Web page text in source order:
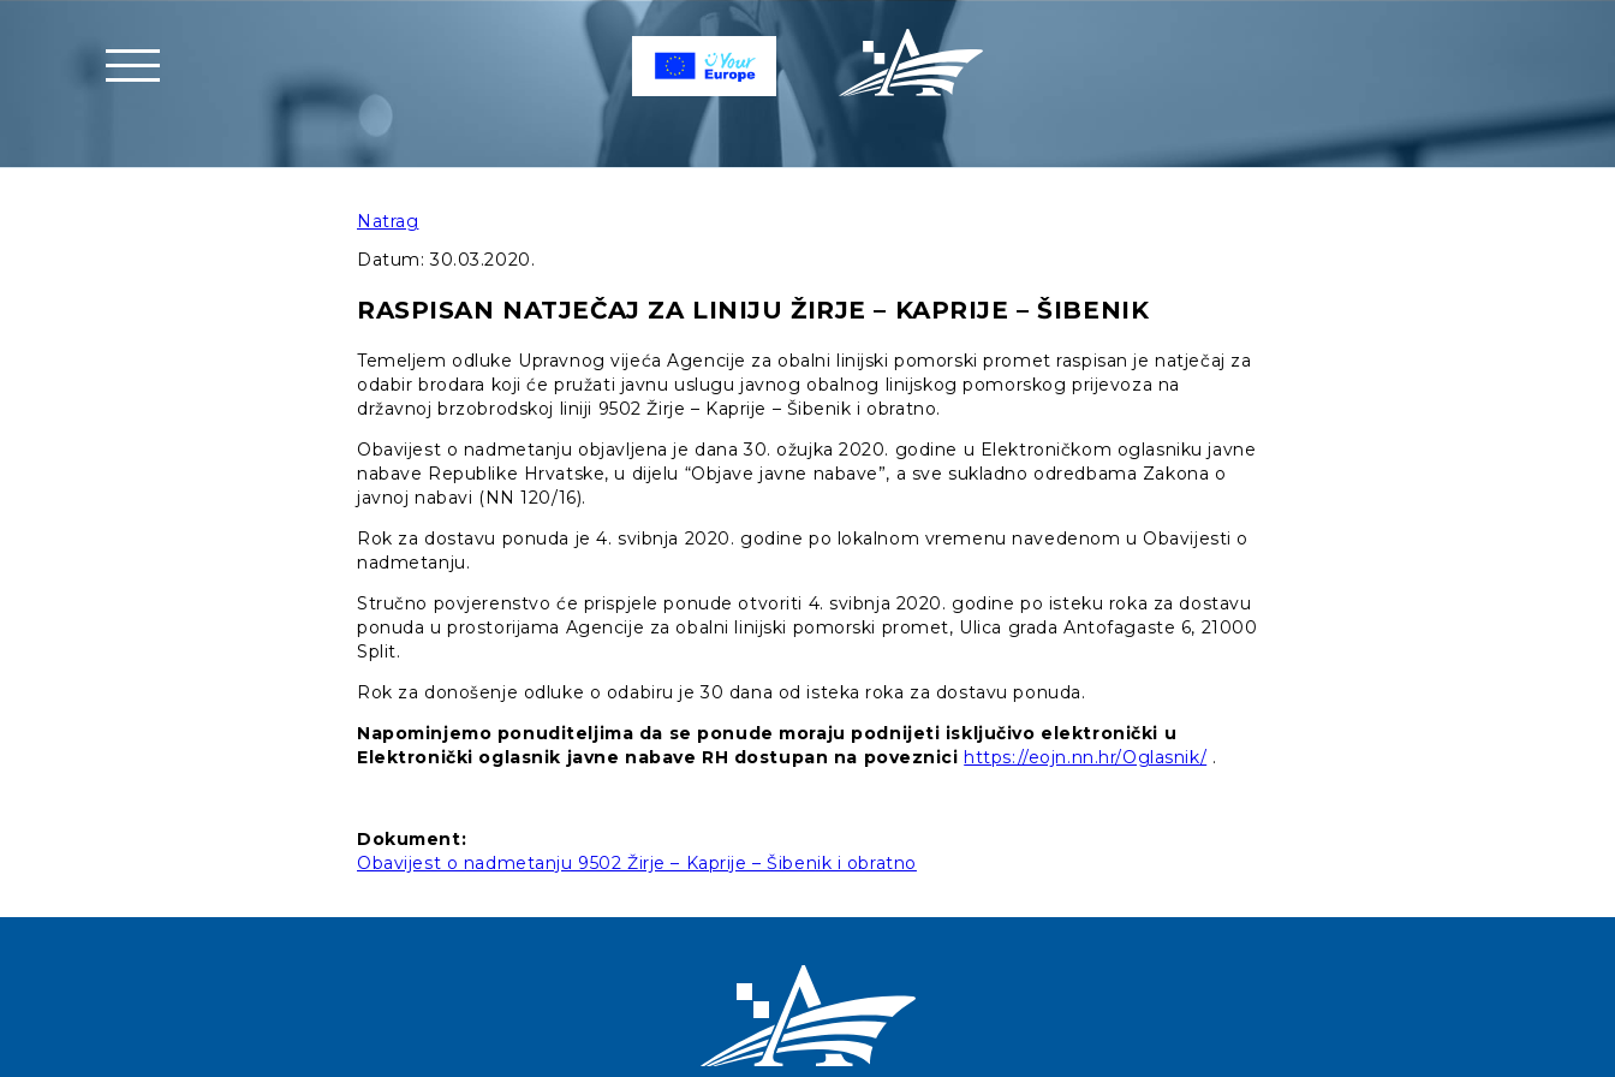
Natrag
Datum:30.03.2020.
RASPISAN NATJEČAJ ZA LINIJU ŽIRJE – KAPRIJE – ŠIBENIK
Temeljem odluke Upravnog vijeća Agencije za obalni linijski pomorski promet raspisan je natječaj za
odabir brodara koji će pružati javnu uslugu javnog obalnog linijskog pomorskog prijevoza na
državnoj brzobrodskoj liniji 9502 Žirje – Kaprije – Šibenik i obratno.
Obavijest o nadmetanju objavljena je dana 30. ožujka 2020. godine u Elektroničkom oglasniku javne
nabave Republike Hrvatske, u dijelu “Objave javne nabave”, a sve sukladno odredbama Zakona o
javnoj nabavi (NN 120/16).
Rok za dostavu ponuda je 4. svibnja 2020. godine po lokalnom vremenu navedenom u Obavijesti o
nadmetanju.
Stručno povjerenstvo će prispjele ponude otvoriti 4. svibnja 2020. godine po isteku roka za dostavu
ponuda u prostorijama Agencije za obalni linijski pomorski promet, Ulica grada Antofagaste 6, 21000
Split.
Rok za donošenje odluke o odabiru je 30 dana od isteka roka za dostavu ponuda.
Napominjemo ponuditeljima da se ponude moraju podnijeti isključivo elektronički u
Elektronički oglasnik javne nabave RH dostupan na poveznici https://eojn.nn.hr/Oglasnik/ .
Dokument:
Obavijest o nadmetanju 9502 Žirje – Kaprije – Šibenik i obratno